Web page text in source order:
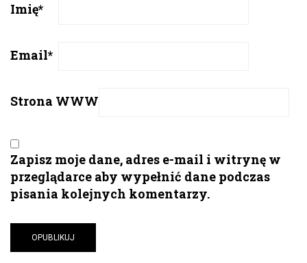
Imię*
Email*
Strona WWW
Zapisz moje dane, adres e-mail i witrynę w
przeglądarce aby wypełnić dane podczas
pisania kolejnych komentarzy.